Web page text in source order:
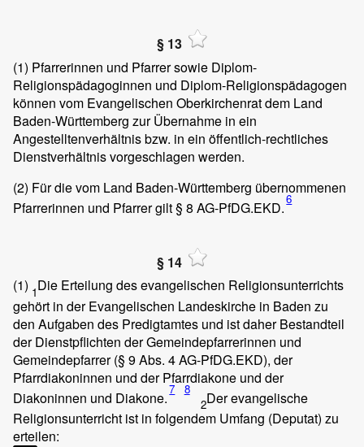
§ 13
(1) Pfarrerinnen und Pfarrer sowie Diplom-
Religionspädagoginnen und Diplom-Religionspädagogen
können vom Evangelischen Oberkirchenrat dem Land
Baden-Württemberg zur Übernahme in ein
Angestelltenverhältnis bzw. in ein öffentlich-rechtliches
Dienstverhältnis vorgeschlagen werden.
(2) Für die vom Land Baden-Württemberg übernommenen
Pfarrerinnen und Pfarrer gilt § 8 AG-PfDG.EKD.6
§ 14
(1) 1Die Erteilung des evangelischen Religionsunterrichts
gehört in der Evangelischen Landeskirche in Baden zu
den Aufgaben des Predigtamtes und ist daher Bestandteil
der Dienstpflichten der Gemeindepfarrerinnen und
Gemeindepfarrer (§ 9 Abs. 4 AG-PfDG.EKD), der
Pfarrdiakoninnen und der Pfarrdiakone und der
Diakoninnen und Diakone.7
8
2Der evangelische
Religionsunterricht ist in folgendem Umfang (Deputat) zu
erteilen: